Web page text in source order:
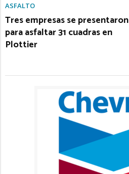
ASFALTO
Tres empresas se presentaron
para asfaltar 31 cuadras en
Plottier